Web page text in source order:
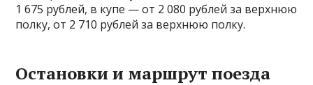
1 675 рублей, в купе — от 2 080 рублей за верхнюю
полку, от 2 710 рублей за верхнюю полку.
Остановки и маршрут поезда